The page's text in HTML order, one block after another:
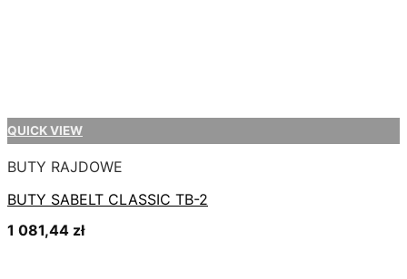
QUICK VIEW
BUTY RAJDOWE
BUTY SABELT CLASSIC TB-2
1 081,44 zł